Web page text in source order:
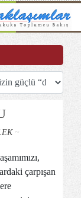
~
çarpışan